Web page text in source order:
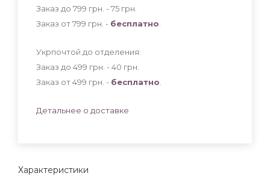
Характеристики
Заказ до 799 грн. - 75 грн
Заказ от 799 грн. - бесплатно
Укрпочтой до отделения:
Заказ до 499 грн. - 40 грн
Заказ от 499 грн. - бесплатно
Детальнее о доставке